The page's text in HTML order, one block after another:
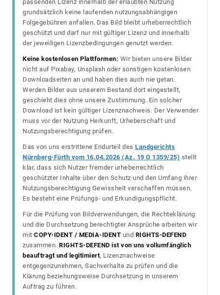
passenden Lizenz innerhalb der erlaubten Nutzung
grundsätzlich keine laufenden nutzungsabhängigen
Folgegebühren anfallen. Das Bild bleibt urheberrechtlich
geschützt und darf nur mit gültiger Lizenz und innerhalb
der jeweiligen Lizenzbedingungen genutzt werden.
Keine kostenlosen Plattformen: Wir bieten unsere Bilder
nicht auf Pixabay, Unsplash oder sonstigen kostenlosen
Downloadseiten an und haben dies auch nie getan.
Werden Bilder aus unserem Bestand dort eingestellt,
geschieht dies ohne unsere Zustimmung. Ein solcher
Download ist kein gültiger Lizenznachweis. Der Verwender
muss vor der Nutzung Herkunft, Urheberschaft und
Nutzungsberechtigung prüfen.
Das von uns erstrittene Endurteil des Landgerichts
Nürnberg-Fürth vom 16.04.2026 (Az. 19 O 1359/25) stellt
klar, dass sich Nutzer fremder urheberrechtlich
geschützter Inhalte über den Schutz und den Umfang ihrer
Nutzungsberechtigung Gewissheit verschaffen müssen.
Es besteht eine Prüfungs- und Erkundigungspflicht.
Für die Prüfung von Bildverwendungen, die Rechteklärung
und die Durchsetzung berechtigter Ansprüche arbeiten wir
mit COPY-IDENT / MEDIA-IDENT und RIGHTS-DEFEND
zusammen. RIGHTS-DEFEND ist von uns vollumfänglich
beauftragt und legitimiert, Lizenznachweise
entgegenzunehmen, Sachverhalte zu prüfen und die
Klärung beziehungsweise Durchsetzung in unserem
Auftrag zu führen.